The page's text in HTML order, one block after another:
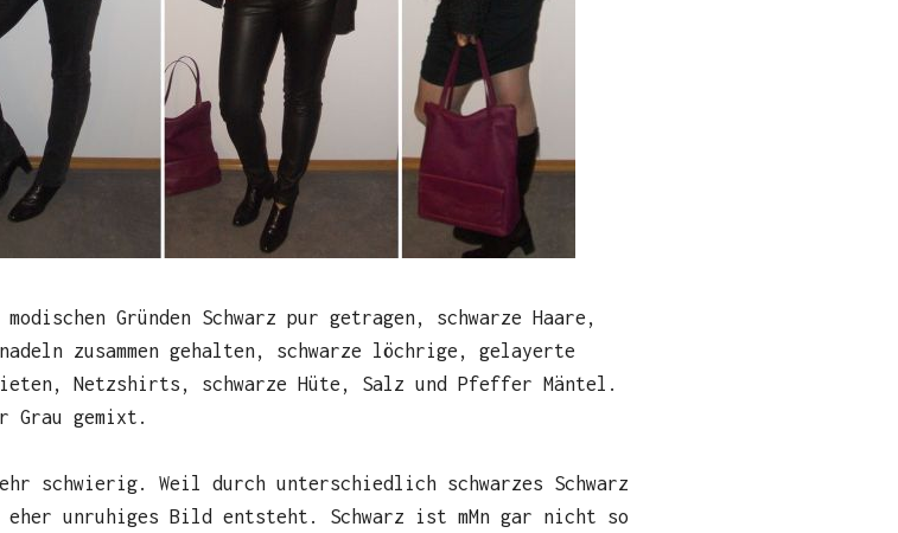
Gründen Schwarz pur getragen, schwarze Haare,
zusammen gehalten, schwarze löchrige, gelayerte
Netzshirts, schwarze Hüte, Salz und Pfeffer Mäntel.
Grau gemixt.
Weil durch unterschiedlich schwarzes Schwarz
unruhiges Bild entsteht. Schwarz ist mMn gar nicht so